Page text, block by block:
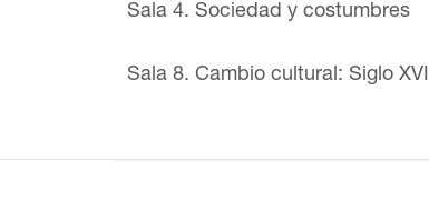
Sala 4. Sociedad y costumbres
Sala 8. Cambio cultural: Siglo XVI